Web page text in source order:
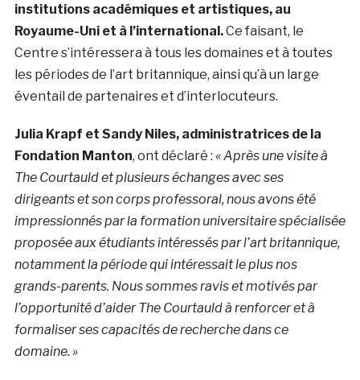
institutions académiques et artistiques, au
Royaume-Uni et à l’international.Ce faisant, le
Centre s’intéressera à tous les domaines et à toutes
les périodes de l’art britannique, ainsi qu’à un large
éventail de partenaires et d’interlocuteurs.
Julia Krapf et Sandy Niles, administratrices de la
Fondation Manton, ont déclaré : « Après une visite à
The Courtauld et plusieurs échanges avec ses
dirigeants et son corps professoral, nous avons été
impressionnés par la formation universitaire spécialisée
proposée aux étudiants intéressés par l’art britannique,
notamment la période qui intéressait le plus nos
grands-parents. Nous sommes ravis et motivés par
l’opportunité d’aider The Courtauld à renforcer et à
formaliser ses capacités de recherche dans ce
domaine. »